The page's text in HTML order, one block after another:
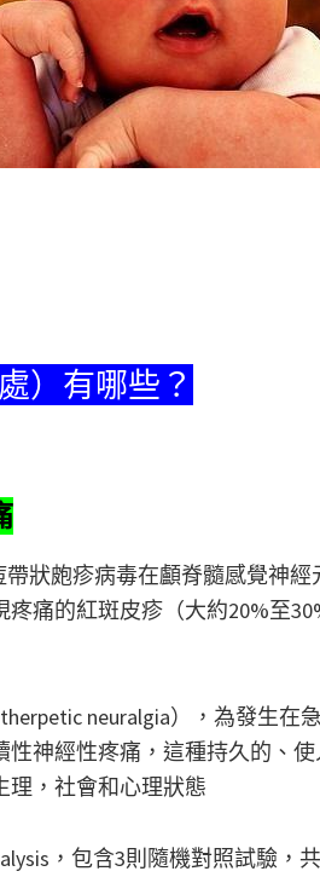
）有哪些？
狀皰疹病毒在顱脊髓感覺神經
痛的紅斑皮疹（大約20%至
neuralgia），為發生在
神經性疼痛，這種持久的、
理，社會和心理狀態
，包含3則隨機對照試驗，